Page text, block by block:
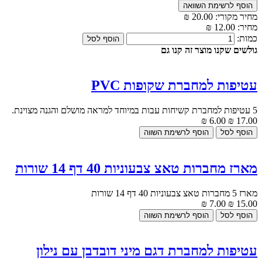
מחיר מקורי: 20.00 ₪
מחיר: 12.00 ₪
כמות:
גולשים שקנו מוצר זה קנו גם
עטיפות למחברת שקופות PVC
5 עטיפות למחברת קשיחות עבות במיוחד למראה מושלם והגנה מצוינת.
17.00 ₪
6.00 ₪
מארז מחברות טאצ צבעוניות 40 דף 14 שורות
מארז 5 מחברות טאצ צבעוניות 40 דף 14 שורות
15.00 ₪
7.00 ₪
עטיפות למחברת דגם מיני דובדבן עם נילון